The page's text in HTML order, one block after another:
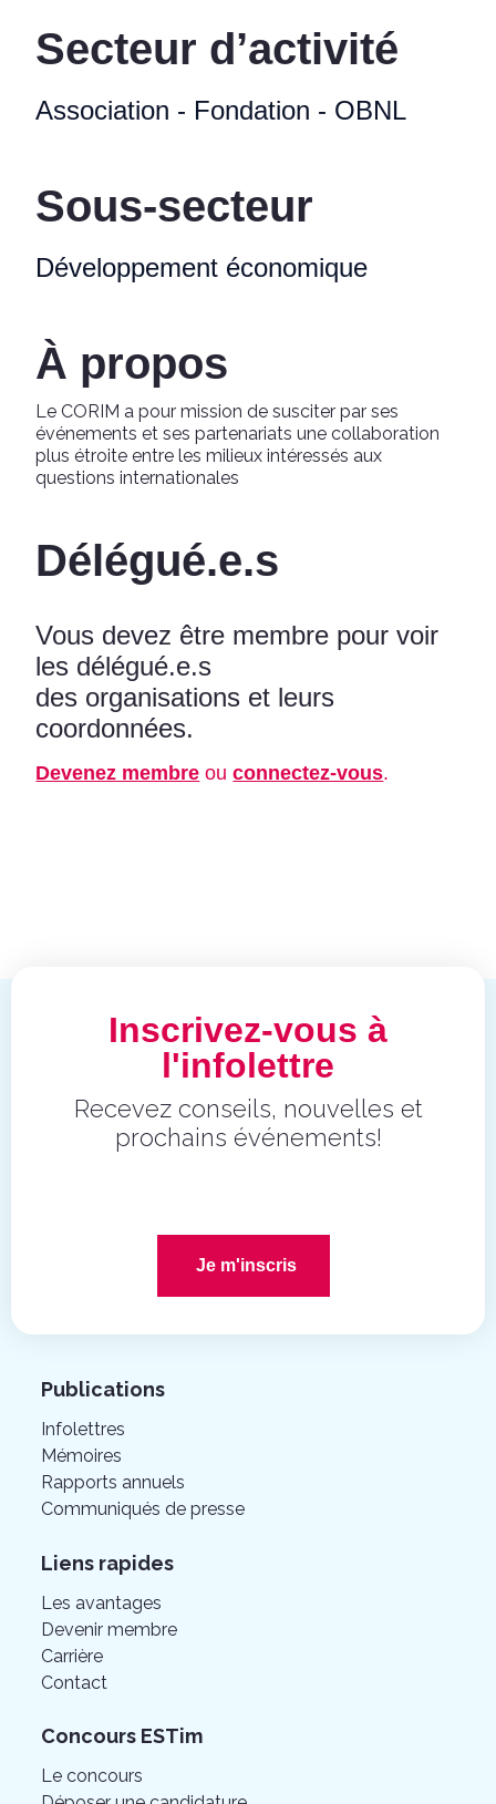
Secteur d’activité
Association - Fondation - OBNL
Sous-secteur
Développement économique
À propos
Le CORIM a pour mission de susciter par ses
événements et ses partenariats une collaboration
plus étroite entre les milieux intéressés aux
questions internationales
Délégué.e.s
Vous devez être membre pour voir
les délégué.e.s
des organisations et leurs
coordonnées.
Devenez membre ouconnectez-vous.
Inscrivez-vous à
l'infolettre
Recevez conseils, nouvelles et
prochains événements!
Je m'inscris
Publications
Infolettres
Mémoires
Rapports annuels
Communiqués de presse
Liens rapides
Les avantages
Devenir membre
Carrière
Contact
Concours ESTim
Le concours